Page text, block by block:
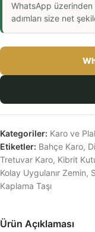
WhatsApp
adımları size net
Kategoriler: Karo ve
Etiketler: Bahçe Karo,
Tretuvar Karo, Kibrit
Kolay Uygulanır Zemin,
Kaplama Taşı
Ürün Açıklaması